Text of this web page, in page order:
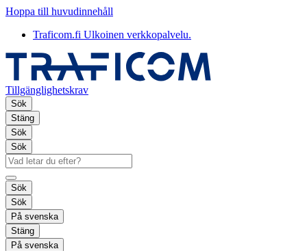
Hoppa till huvudinnehåll
Traficom.fi Ulkoinen verkkopalvelu.
Tillgänglighetskrav
Sök
Stäng
Sök
Sök
Sök
Sök
På svenska
Stäng
På svenska